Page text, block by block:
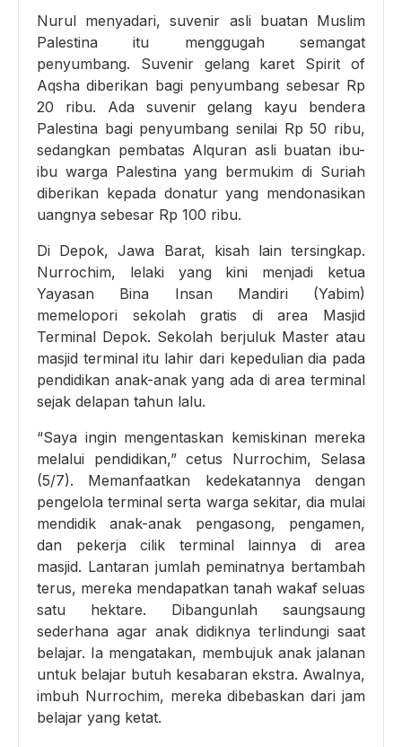
Nurul menyadari, suvenir asli buatan Muslim
Palestina itu menggugah semangat
penyumbang. Suvenir gelang karet Spirit of
Aqsha diberikan bagi penyumbang sebesar Rp
20 ribu. Ada suvenir gelang kayu bendera
Palestina bagi penyumbang senilai Rp 50 ribu,
sedangkan pembatas Alquran asli buatan ibu-
ibu warga Palestina yang bermukim di Suriah
diberikan kepada donatur yang mendonasikan
uangnya sebesar Rp 100 ribu.
Di Depok, Jawa Barat, kisah lain tersingkap.
Nurrochim, lelaki yang kini menjadi ketua
Yayasan Bina Insan Mandiri (Yabim)
memelopori sekolah gratis di area Masjid
Terminal Depok. Sekolah berjuluk Master atau
masjid terminal itu lahir dari kepedulian dia pada
pendidikan anak-anak yang ada di area terminal
sejak delapan tahun lalu.
“Saya ingin mengentaskan kemiskinan mereka
melalui pendidikan,” cetus Nurrochim, Selasa
(5/7). Memanfaatkan kedekatannya dengan
pengelola terminal serta warga sekitar, dia mulai
mendidik anak-anak pengasong, pengamen,
dan pekerja cilik terminal lainnya di area
masjid. Lantaran jumlah peminatnya bertambah
terus, mereka mendapatkan tanah wakaf seluas
satu hektare. Dibangunlah saungsaung
sederhana agar anak didiknya terlindungi saat
belajar. Ia mengatakan, membujuk anak jalanan
untuk belajar butuh kesabaran ekstra. Awalnya,
imbuh Nurrochim, mereka dibebaskan dari jam
belajar yang ketat.